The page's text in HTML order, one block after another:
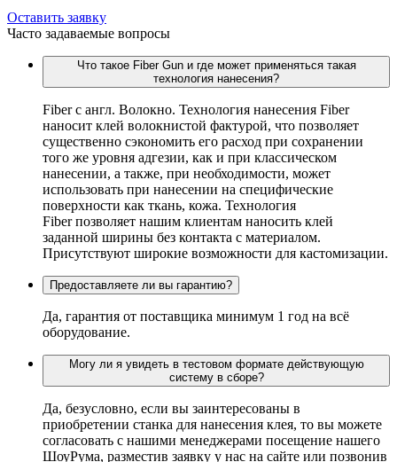
Оставить заявку
Часто задаваемые вопросы
Что такое Fiber Gun и где может применяться такая
технология нанесения?
Fiber c англ. Волокно. Технология нанесения Fiber
наносит клей волокнистой фактурой, что позволяет
существенно сэкономить его расход при сохранении
того же уровня адгезии, как и при классическом
нанесении, а также, при необходимости, может
использовать при нанесении на специфические
поверхности как ткань, кожа. Технология
Fiber позволяет нашим клиентам наносить клей
заданной ширины без контакта с материалом.
Присутствуют широкие возможности для кастомизации.
Предоставляете ли вы гарантию?
Да, гарантия от поставщика минимум 1 год на всё
оборудование.
Могу ли я увидеть в тестовом формате действующую
систему в сборе?
Да, безусловно, если вы заинтересованы в
приобретении станка для нанесения клея, то вы можете
согласовать с нашими менеджерами посещение нашего
ШоуРума, разместив заявку у нас на сайте или позвонив